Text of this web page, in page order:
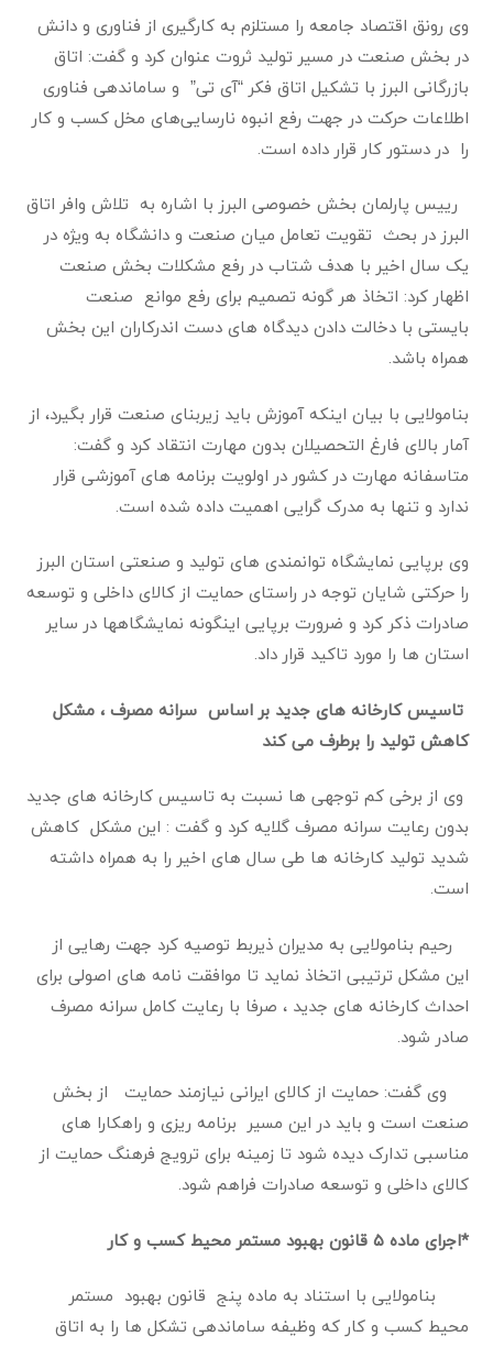
وی رونق اقتصاد جامعه را مستلزم به کارگیری از فناوری و دانش
در بخش صنعت در مسیر تولید ثروت عنوان کرد و گفت: اتاق
بازرگانی البرز با تشکیل اتاق فکر “آی تی” و ساماندهی فناوری
اطلاعات حرکت در جهت رفع انبوه نارسایی‌های مخل کسب و کار
را در دستور کار قرار داده است.
رییس پارلمان بخش خصوصی البرز با اشاره به تلاش وافر اتاق
البرز در بحث تقویت تعامل میان صنعت و دانشگاه به ویژه در
یک سال اخیر با هدف شتاب در رفع مشکلات بخش صنعت
اظهار کرد: اتخاذ هر گونه تصمیم برای رفع موانع صنعت
بایستی با دخالت دادن دیدگاه های دست اندرکاران این بخش
همراه باشد.
بنامولایی با بیان اینکه آموزش باید زیربنای صنعت قرار بگیرد، از
آمار بالای فارغ التحصیلان بدون مهارت انتقاد کرد و گفت:
متاسفانه مهارت در کشور در اولویت برنامه های آموزشی قرار
ندارد و تنها به مدرک گرایی اهمیت داده شده است.
وی برپایی نمایشگاه توانمندی های تولید و صنعتی استان البرز
را حرکتی شایان توجه در راستای حمایت از کالای داخلی و توسعه
صادرات ذکر کرد و ضرورت برپایی اینگونه نمایشگاهها در سایر
استان ها را مورد تاکید قرار داد.
تاسیس کارخانه های جدید بر اساس سرانه مصرف ، مشکل
کاهش تولید را برطرف می کند
وی از برخی کم توجهی ها نسبت به تاسیس کارخانه های جدید
بدون رعایت سرانه مصرف گلایه کرد و ‌گفت : این مشکل کاهش
شدید تولید کارخانه ها طی سال های اخیر را به همراه داشته
است.
رحیم بنامولایی به مدیران ذیربط توصیه کرد جهت رهایی از
این مشکل ترتیبی اتخاذ نماید تا موافقت نامه های اصولی برای
احداث کارخانه های جدید ، صرفا با رعایت کامل سرانه مصرف
صادر شود.
وی گفت: حمایت از کالای ایرانی نیازمند حمایت از بخش
صنعت است و باید در این مسیر برنامه ریزی و راهکارا های
مناسبی تدارک دیده شود تا زمینه برای ترویج فرهنگ حمایت از
کالای داخلی و توسعه صادرات فراهم شود.
*اجرای ماده ۵ قانون بهبود مستمر محیط کسب و کار
بنامولایی با استناد به ماده پنج قانون بهبود مستمر
محیط کسب و کار که وظیفه ساماندهی تشکل ها را به اتاق